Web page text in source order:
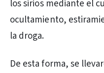
los sirios mediante el
ocultamiento,
la droga.
De esta forma, se